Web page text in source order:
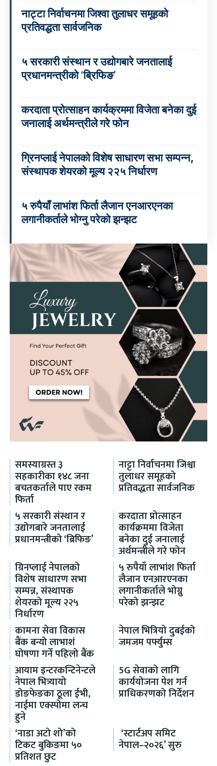
नाट्टा निर्वाचनमा जिश्वा तुलाधर समूहको
प्रतिवद्धता सार्वजनिक
५ सरकारी संस्थान र उद्योगबारे जनतालाई
प्रधानमन्त्रीको ‘ब्रिफिङ’
करदाता प्रोत्साहन कार्यक्रममा विजेता बनेका दुई
जनालाई अर्थमन्त्रीले गरे फोन
ग्रिनप्लाई नेपालको विशेष साधारण सभा सम्पन्न,
संस्थापक शेयरको मूल्य २२५ निर्धारण
५ रुपैयाँ लाभांश फिर्ता लैजान एनआरएनका
लगानीकर्ताले भोग्नु परेको झन्झट
समस्याग्रस्त ३
सहकारीका १४८ जना
बचतकर्ताले पाए रकम
फिर्ता
नाट्टा निर्वाचनमा जिश्वा
तुलाधर समूहको
प्रतिवद्धता सार्वजनिक
५ सरकारी संस्थान र
उद्योगबारे जनतालाई
प्रधानमन्त्रीको ‘ब्रिफिङ’
करदाता प्रोत्साहन
कार्यक्रममा विजेता
बनेका दुई जनालाई
अर्थमन्त्रीले गरे फोन
ग्रिनप्लाई नेपालको
विशेष साधारण सभा
सम्पन्न, संस्थापक
शेयरको मूल्य २२५
निर्धारण
५ रुपैयाँ लाभांश फिर्ता
लैजान एनआरएनका
लगानीकर्ताले भोग्नु
परेको झन्झट
कामना सेवा विकास
बैंक बन्यो लाभाशं
घोषणा गर्ने पहिलो बैंक
नेपाल भित्रियो दुबईको
जमजम पर्फ्युम्स
आयाम इन्टरकन्टिनेन्टले
नेपाल भित्र्यायो
डोङफेङका ठूला ईभी,
नाईमा एक्स्पोमा लन्च
हुने
5G सेवाको लागि
कार्ययोजना पेश गर्न
प्राधिकरणको निर्देशन
‘नाडा अटो शो’को
टिकट बुकिङमा ५०
प्रतिशत छुट
‘स्टार्टअप समिट
नेपाल–२०२६’ सुरु